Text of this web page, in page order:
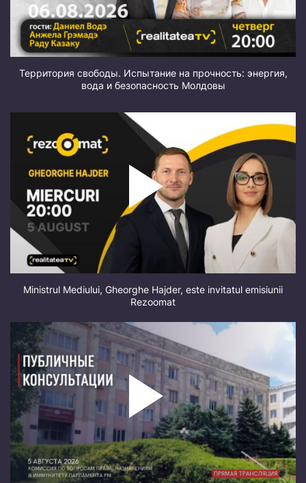
Территория свободы. Испытание на прочность: энергия,
вода и безопасность Молдовы
Ministrul Mediului, Gheorghe Hajder, este invitatul emisiunii
Rezoomat